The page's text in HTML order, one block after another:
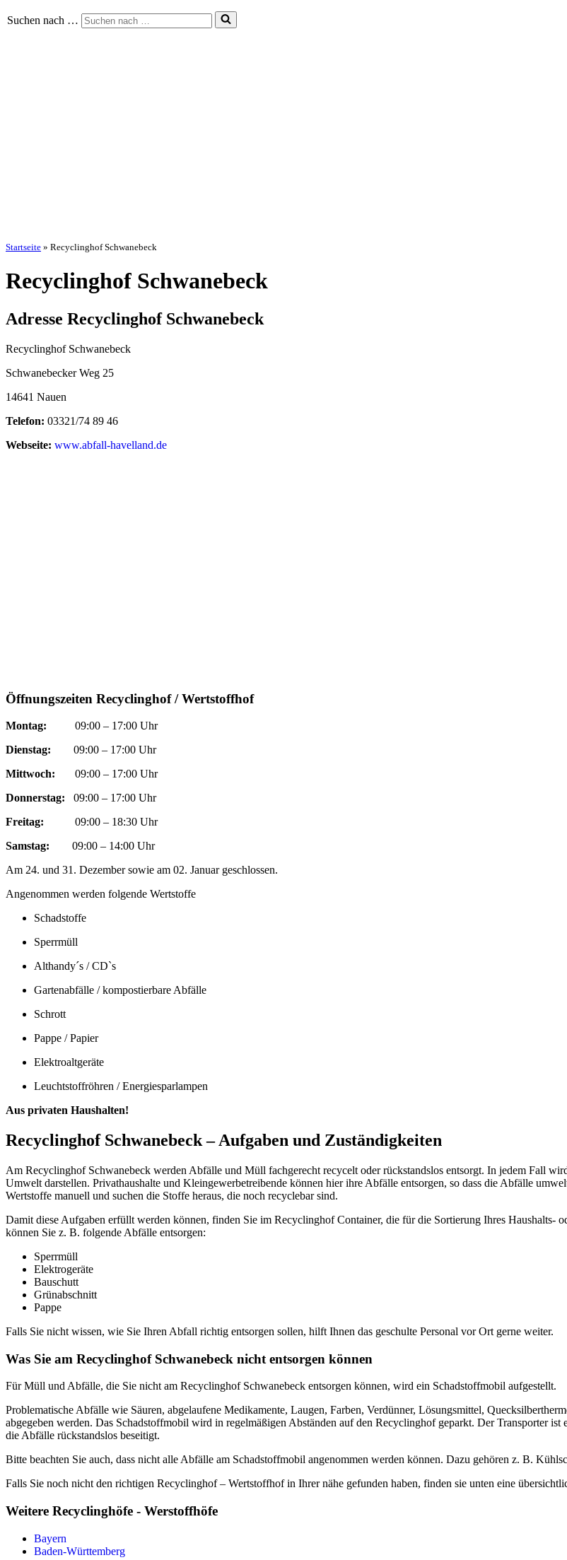
Suchen nach …
Startseite » Recyclinghof Schwanebeck
Recyclinghof Schwanebeck
Adresse Recyclinghof Schwanebeck
Recyclinghof Schwanebeck
Schwanebecker Weg 25
14641 Nauen
Telefon: 03321/74 89 46
Webseite: www.abfall-havelland.de
Öffnungszeiten Recyclinghof / Wertstoffhof
Montag: 09:00 – 17:00 Uhr
Dienstag: 09:00 – 17:00 Uhr
Mittwoch: 09:00 – 17:00 Uhr
Donnerstag: 09:00 – 17:00 Uhr
Freitag: 09:00 – 18:30 Uhr
Samstag:
09:00 – 14:00 Uhr
Am 24. und 31. Dezember sowie am 02. Januar geschlossen.
Angenommen werden folgende Wertstoffe
Schadstoffe
Sperrmüll
Althandy´s / CD`s
Gartenabfälle / kompostierbare Abfälle
Schrott
Pappe / Papier
Elektroaltgeräte
Leuchtstoffröhren / Energiesparlampen
Aus privaten Haushalten!
Recyclinghof Schwanebeck – Aufgaben und Zuständigkeiten
Am Recyclinghof Schwanebeck werden Abfälle und Müll fachgerecht recycelt oder rückstandslos entsorgt. In jedem Fall
Umwelt darstellen. Privathaushalte und Kleingewerbetreibende können hier ihre Abfälle entsorgen, so dass die Abfälle
Wertstoffe manuell und suchen die Stoffe heraus, die noch recyclebar sind.
Damit diese Aufgaben erfüllt werden können, finden Sie im Recyclinghof Container, die für die Sortierung Ihres Haushalts-
können Sie z. B. folgende Abfälle entsorgen:
Sperrmüll
Elektrogeräte
Bauschutt
Grünabschnitt
Pappe
Falls Sie nicht wissen, wie Sie Ihren Abfall richtig entsorgen sollen, hilft Ihnen das geschulte Personal vor Ort gerne weiter.
Was Sie am Recyclinghof Schwanebeck nicht entsorgen können
Für Müll und Abfälle, die Sie nicht am Recyclinghof Schwanebeck entsorgen können, wird ein Schadstoffmobil aufgestellt.
Problematische Abfälle wie Säuren, abgelaufene Medikamente, Laugen, Farben, Verdünner, Lösungsmittel,
abgegeben werden. Das Schadstoffmobil wird in regelmäßigen Abständen auf den Recyclinghof geparkt. Der Transporter
die Abfälle rückstandslos beseitigt.
Bitte beachten Sie auch, dass nicht alle Abfälle am Schadstoffmobil angenommen werden können. Dazu gehören z. B.
Falls Sie noch nicht den richtigen Recyclinghof – Wertstoffhof in Ihrer nähe gefunden haben, finden sie unten eine
Weitere Recyclinghöfe - Werstoffhöfe
Bayern
Baden-Württemberg